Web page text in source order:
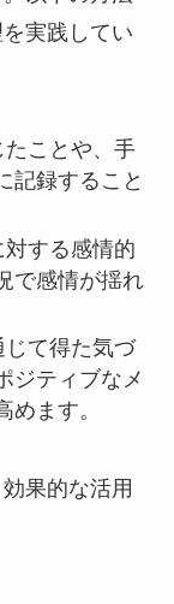
実践してい
ことや、手
記録すること
対する感情的
で感情が揺れ
じて得た気づ
ジティブなメ
ます。
果的な活用